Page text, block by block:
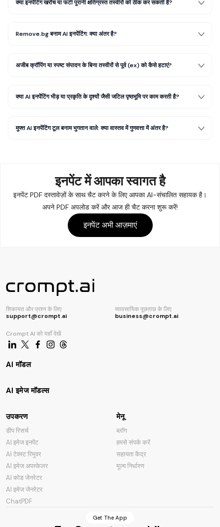
क्या इनपेंटिंग खरोंच या फटी पुरानी क्षतिग्रस्त तस्वीरों को ठीक कर सकती है?
Remove.bg बनाम AI इनपेंटिंग: क्या अंतर है?
अजीब क्रॉपिंग या स्पष्ट संपादन के बिना तस्वीरों से पूर्व (ex) को कैसे हटाएं?
क्या AI इनपेंटिंग भीड़ या प्रकृति के दृश्यों जैसी जटिल पृष्ठभूमि पर काम करती है?
मुफ्त AI इनपेंटिंग टूल बनाम भुगतान वाले: क्या वास्तव में गुणवत्ता में अंतर है?
इनपेंट मेंआपका स्वागत है
इनपेंट PDF दस्तावेज़ों के साथ चैट करने के लिए आपका AI-संचालित सहायक है।
अपने PDF अपलोड करें और आज ही चैट करना शुरू करें!
इनपेंट अभी आज़माएं
शिकायत और प्रश्न के लिए
support@crompt.ai
व्यावसायिक पूछताछ के लिए
business@crompt.ai
Crompt AI को यहाँ देखें
AI मॉडल
AI इमेज मॉडल्स
उपकरण
डीप रिसर्च
AI इमेज इनपेंट
AI टेक्स्ट रिमूवर
AI इमेज अपस्केलर
AI कोड जेनरेटर
AI इमेज जेनरेटर
ChatPDF
मेनू
ब्लॉग
हमसे संपर्क करें
सहायता केंद्र
मूल्य निर्धारण
Get The App